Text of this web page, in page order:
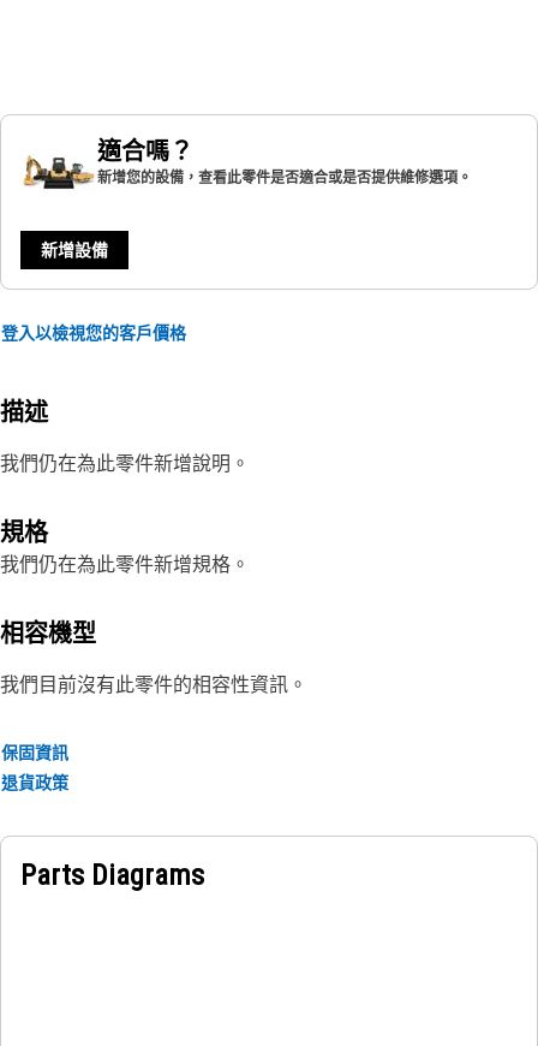
適合嗎？
新增您的設備，查看此零件是否適合或是否提供維修選項。
新增設備
登入以檢視您的客戶價格
描述
我們仍在為此零件新增說明。
規格
我們仍在為此零件新增規格。
相容機型
我們目前沒有此零件的相容性資訊。
保固資訊
退貨政策
Parts Diagrams